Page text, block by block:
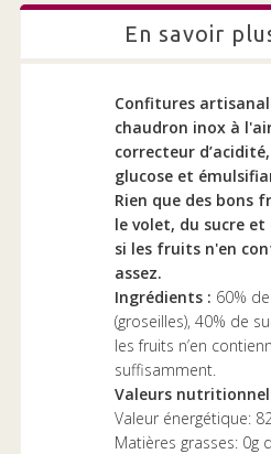
en savoir
Confitures
chaudron inox à
correcteur
glucose et
Rien que des bons
le volet, du sucre
si les fruits n'en
assez.
Ingrédients : 60%
(groseilles), 40% de
les fruits n’en
suffisamment.
Valeurs
Valeur énergétique:
Matières grasses: 0g